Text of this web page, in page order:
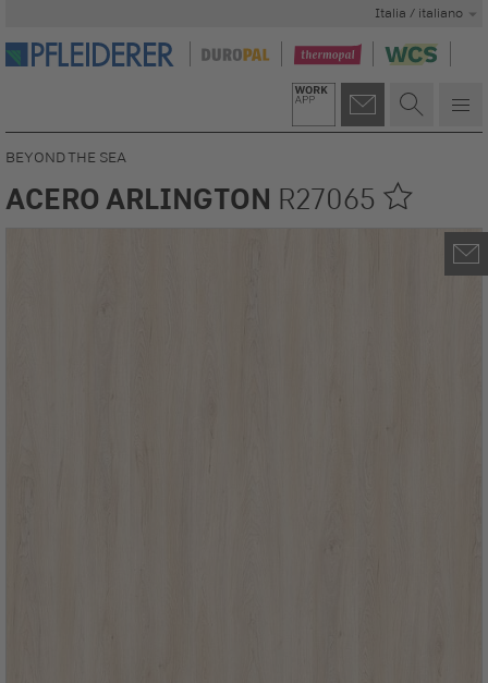
Italia / italiano
BEYOND THE SEA
ACERO ARLINGTON R27065